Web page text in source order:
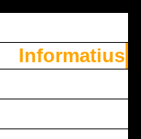
Informatius